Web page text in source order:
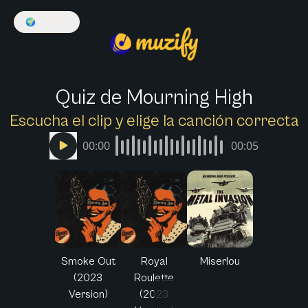
🌍
Quiz de Mourning High
Escucha el clip y elige la canción correcta
00:00 00:05
Smoke Out
(2023
Version)
Royal
Roulette
(2023
Miserlou